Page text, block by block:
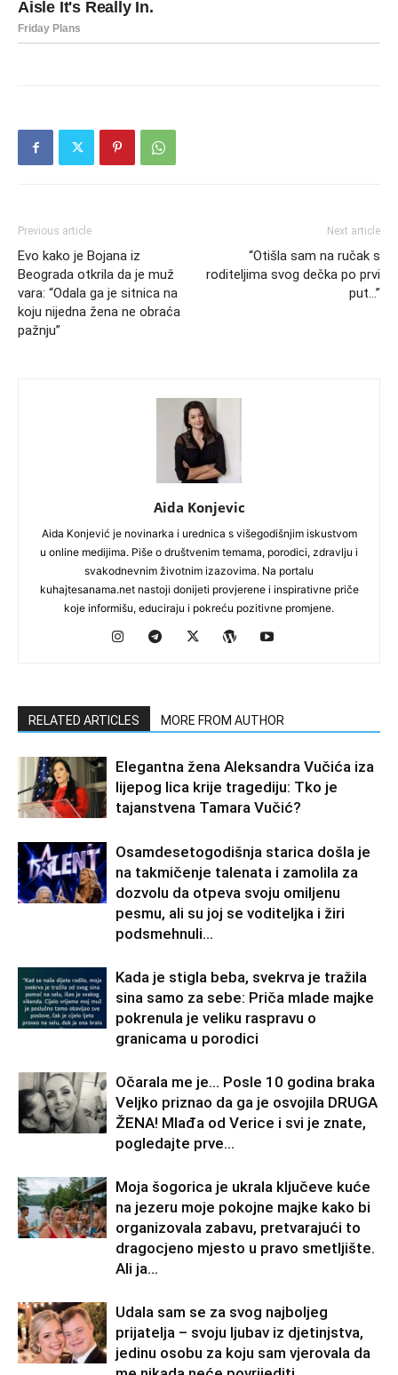
Previous article
Evo kako je Bojana iz
Beograda otkrila da je muž
vara: “Odala ga je sitnica na
koju nijedna žena ne obraća
pažnju”
Next article
“Otišla sam na ručak s
roditeljima svog dečka po prvi
put…”
Aida Konjevic
Aida Konjević je novinarka i urednica s višegodišnjim iskustvom
u online medijima. Piše o društvenim temama, porodici, zdravlju i
svakodnevnim životnim izazovima. Na portalu
kuhajtesanama.net nastoji donijeti provjerene i inspirativne priče
koje informišu, educiraju i pokreću pozitivne promjene.
RELATED ARTICLES MORE FROM AUTHOR
Elegantna žena Aleksandra Vučića iza
lijepog lica krije tragediju: Tko je
tajanstvena Tamara Vučić?
Osamdesetogodišnja starica došla je
na takmičenje talenata i zamolila za
dozvolu da otpeva svoju omiljenu
pesmu, ali su joj se voditeljka i žiri
podsmehnuli...
Kada je stigla beba, svekrva je tražila
sina samo za sebe: Priča mlade majke
pokrenula je veliku raspravu o
granicama u porodici
Očarala me je… Posle 10 godina braka
Veljko priznao da ga je osvojila DRUGA
ŽENA! Mlađa od Verice i svi je znate,
pogledajte prve...
Moja šogorica je ukrala ključeve kuće
na jezeru moje pokojne majke kako bi
organizovala zabavu, pretvarajući to
dragocjeno mjesto u pravo smetljište.
Ali ja...
Udala sam se za svog najboljeg
prijatelja – svoju ljubav iz djetinjstva,
jedinu osobu za koju sam vjerovala da